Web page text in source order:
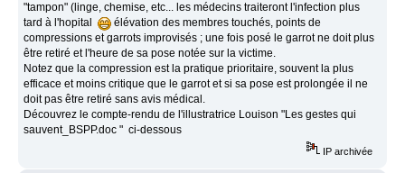
"tampon" (linge, chemise, etc... les médecins traiteront l'infection plus
tard à l'hopital
élévation des membres touchés, points de
compressions et garrots improvisés ; une fois posé le garrot ne doit plus
être retiré et l'heure de sa pose notée sur la victime.
Notez que la compression est la pratique prioritaire, souvent la plus
efficace et moins critique que le garrot et si sa pose est prolongée il ne
doit pas être retiré sans avis médical.
Découvrez le compte-rendu de l'illustratrice Louison "Les gestes qui
sauvent_BSPP.doc " ci-dessous
IP archivée